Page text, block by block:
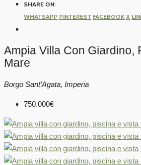
SHARE ON:
WHATSAPP PINTEREST FACEBOOK X
Ampia Villa Con Giardino,
Mare
Borgo Sant’Agata, Imperia
750.000€